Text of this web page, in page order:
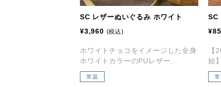
SC レザーぬいぐるみ ホワイト
¥3,960 (税込)
ホワイトチョコをイメージした全身
ホワイトカラーのPUレザー...
常温
SC
【
始